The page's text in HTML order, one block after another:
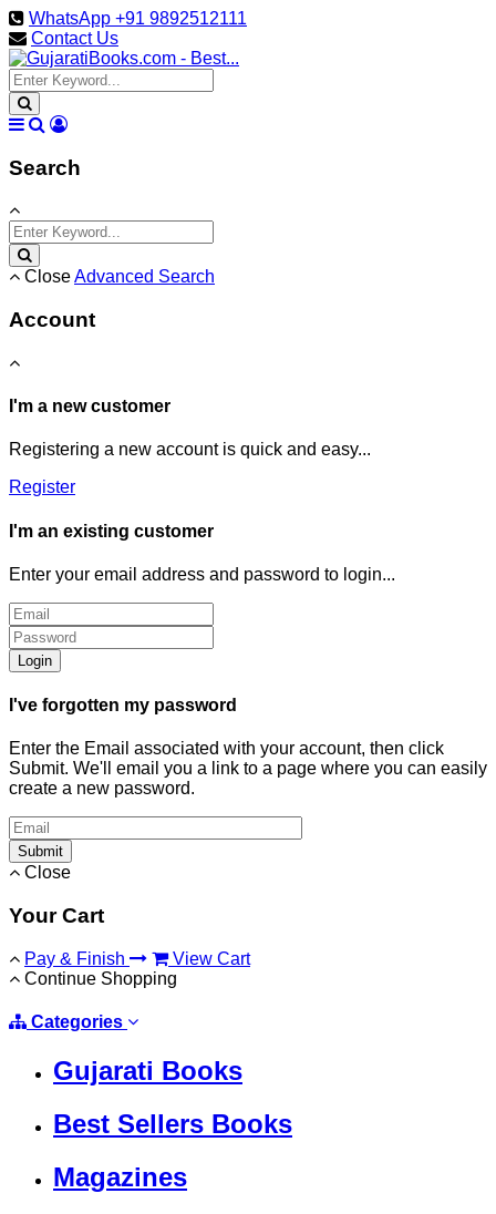
WhatsApp +91 9892512111
Contact Us
Search
CloseAdvanced Search
Account
I'm a new customer
Registering a new account is quick and easy...
Register
I'm an existing customer
Enter your email address and password to login...
Login
I've forgotten my password
Enter the Email associated with your account, then click
Submit. We'll email you a link to a page where you can easily
create a new password.
Submit
Close
Your Cart
Pay & Finish
View Cart
Continue Shopping
Categories
Gujarati Books
Best Sellers Books
Magazines